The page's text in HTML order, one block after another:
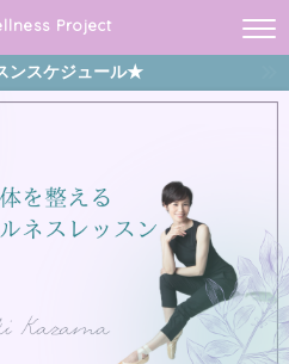
Project
ンスケジュール★